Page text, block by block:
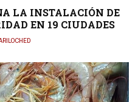
LA INSTALACIÓN DE
EN 19 CIUDADES